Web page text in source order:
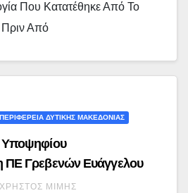
Που Κατατέθηκε Από Το
Πριν Από
ΠΕΡΙΦΕΡΕΙΑ ΔΥΤΙΚΗΣ ΜΑΚΕΔΟΝΙΑΣ
Υποψηφίου
ΠΕ Γρεβενών Ευάγγελου
ΧΡΉΣΤΟΣ ΜΊΜΗΣ